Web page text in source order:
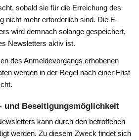
sobald sie für die Erreichung des
nicht mehr erforderlich sind. Die E-
wird demnach solange gespeichert,
Newsletters aktiv ist.
des Anmeldevorgangs erhobenen
werden in der Regel nach einer Frist
Beseitigungsmöglichkeit
kann durch den betroffenen
werden. Zu diesem Zweck findet sich